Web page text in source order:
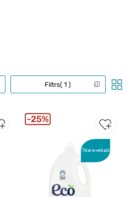
Filtrs 1
Tikai e-veikalā
25%